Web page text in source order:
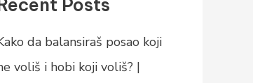
Posts
da balansiraš posao koji
voliš i hobi koji voliš? |